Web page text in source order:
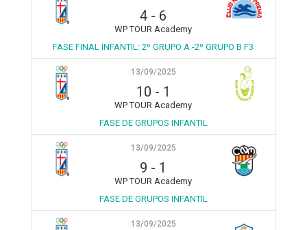
4 - 6
WP TOUR Academy
FASE FINAL INFANTIL: 2º GRUPO A -2º GRUPO B F3
13/09/2025
10 - 1
WP TOUR Academy
FASE DE GRUPOS INFANTIL
13/09/2025
9 - 1
WP TOUR Academy
FASE DE GRUPOS INFANTIL
13/09/2025